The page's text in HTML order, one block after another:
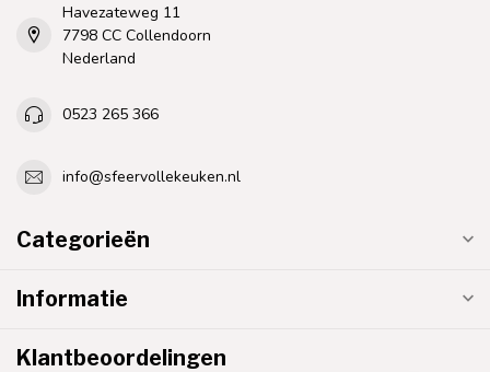
Havezateweg 11
7798 CC Collendoorn
Nederland
0523 265 366
info@sfeervollekeuken.nl
Categorieën
Informatie
Klantbeoordelingen